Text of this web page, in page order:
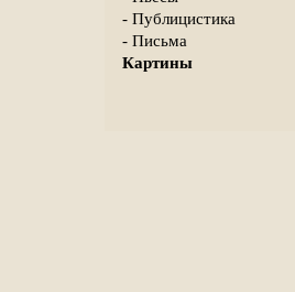
- Публицистика
- Письма
Картины